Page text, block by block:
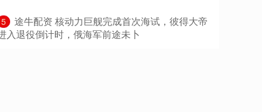
5
​途牛配资 核动力巨舰完成首次海试，彼得大帝
入退役倒计时，俄海军前途未卜